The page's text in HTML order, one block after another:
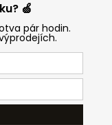
🍏
pár hodin.